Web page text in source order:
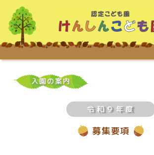
入園の案内
令和９年度
募集要項